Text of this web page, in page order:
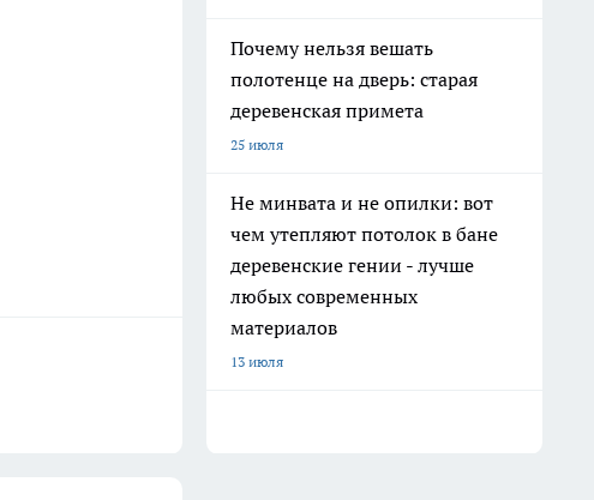
Почему нельзя вешать
полотенце на дверь: старая
деревенская примета
25 июля
Не минвата и не опилки: вот
чем утепляют потолок в бане
деревенские гении - лучше
любых современных
материалов
13 июля